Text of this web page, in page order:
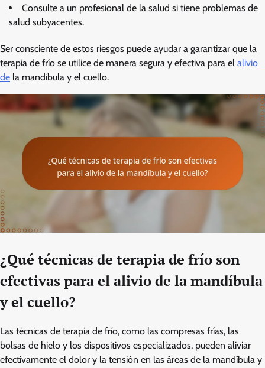
Consulte a un profesional de la salud si tiene problemas de
salud subyacentes.
Ser consciente de estos riesgos puede ayudar a garantizar que la
terapia de frío se utilice de manera segura y efectiva para el alivio
de la mandíbula y el cuello.
¿Qué técnicas de terapia de frío son
efectivas para el alivio de la mandíbula
y el cuello?
Las técnicas de terapia de frío, como las compresas frías, las
bolsas de hielo y los dispositivos especializados, pueden aliviar
efectivamente el dolor y la tensión en las áreas de la mandíbula y